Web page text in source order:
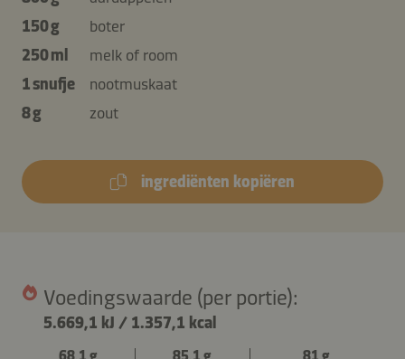
150 g
boter
250 ml
melk of room
1 snufje
nootmuskaat
8 g
zout
ingrediënten kopiëren
Voedingswaarde (per portie):
5.669,1 kJ / 1.357,1 kcal
68,1 g 85,1 g 81 g